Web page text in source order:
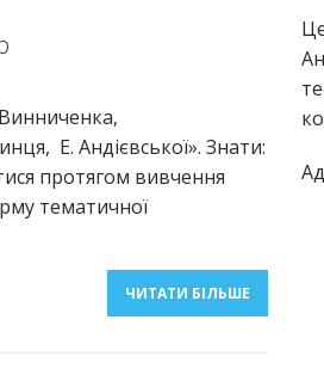
Е. Андієвської». Знати:
протягом вивчення
тематичної
ЧИТАТИ БІЛЬШЕ